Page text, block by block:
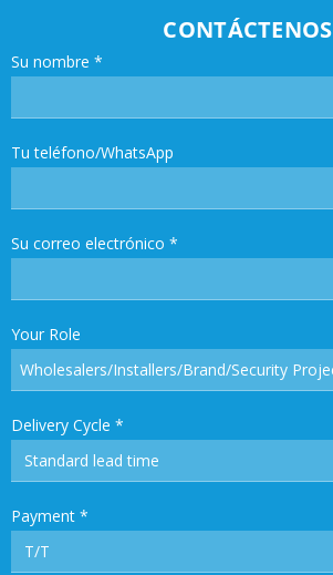
CONTÁCTENOS
Su nombre *
Tu teléfono/WhatsApp
Su correo electrónico *
Your Role
Delivery Cycle *
Payment *